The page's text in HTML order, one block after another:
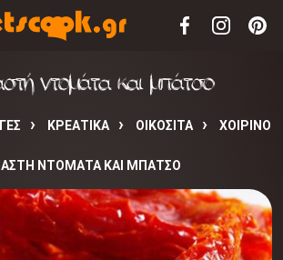
ντομάτα και μπάτσο
ΚΡΕΑΤΙΚΑ ΟΙΚΟΣΙΤΑ
ΧΟΙΡΙΝΟ
ΝΤΟΜΆΤΑ ΚΑΙ ΜΠΆΤΣΟ